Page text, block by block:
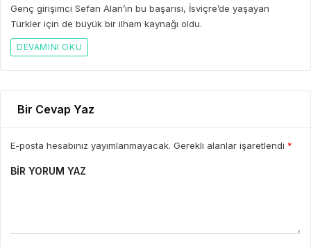
Genç girişimci Sefan Alan’ın bu başarısı, İsviçre’de yaşayan
Türkler için de büyük bir ilham kaynağı oldu.
DEVAMINI OKU
Bir Cevap Yaz
E-posta hesabınız yayımlanmayacak. Gerekli alanlar işaretlendi *
BIR YORUM YAZ